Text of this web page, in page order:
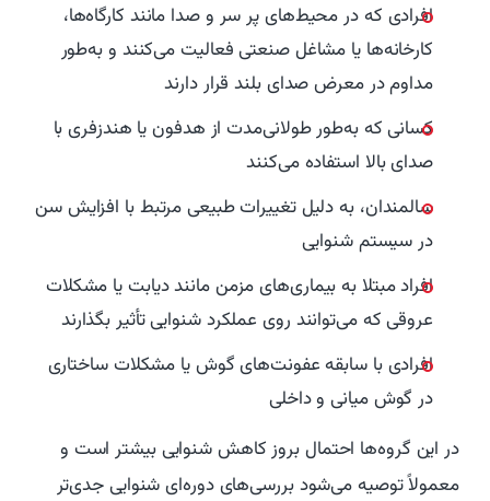
افرادی که در محیط‌های پر سر و صدا مانند کارگاه‌ها،
کارخانه‌ها یا مشاغل صنعتی فعالیت می‌کنند و به‌طور
مداوم در معرض صدای بلند قرار دارند
کسانی که به‌طور طولانی‌مدت از هدفون یا هندزفری با
صدای بالا استفاده می‌کنند
سالمندان، به دلیل تغییرات طبیعی مرتبط با افزایش سن
در سیستم شنوایی
افراد مبتلا به بیماری‌های مزمن مانند دیابت یا مشکلات
عروقی که می‌توانند روی عملکرد شنوایی تأثیر بگذارند
افرادی با سابقه عفونت‌های گوش یا مشکلات ساختاری
در گوش میانی و داخلی
در این گروه‌ها احتمال بروز کاهش شنوایی بیشتر است و
معمولاً توصیه می‌شود بررسی‌های دوره‌ای شنوایی جدی‌تر